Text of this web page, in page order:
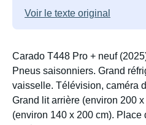
Voir le texte original
Carado T448 Pro + neuf
Pneus saisonniers. Grand
vaisselle. Télévision, caméra
Grand lit arrière (environ 200
(environ 140 x 200 cm).